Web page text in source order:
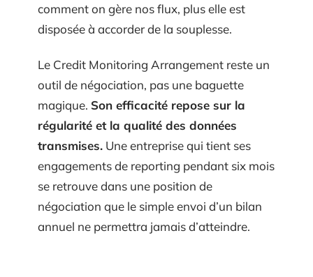
comment on gère nos flux, plus elle est
disposée à accorder de la souplesse.
Le Credit Monitoring Arrangement reste un
outil de négociation, pas une baguette
magique. Son efficacité repose sur la
régularité et la qualité des données
transmises. Une entreprise qui tient ses
engagements de reporting pendant six mois
se retrouve dans une position de
négociation que le simple envoi d’un bilan
annuel ne permettra jamais d’atteindre.